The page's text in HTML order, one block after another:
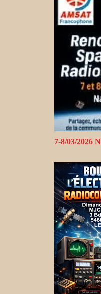
7-8/03/2026